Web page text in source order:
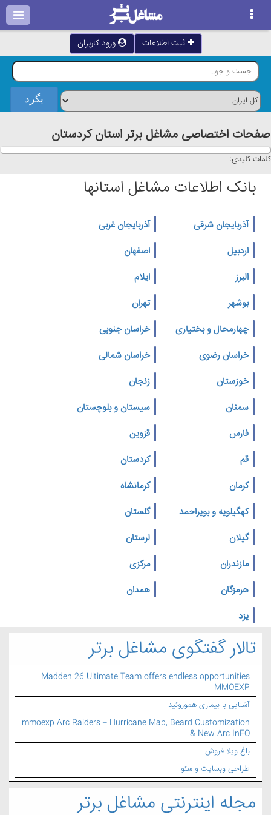
ثبت اطلاعات ورود کاربران
صفحات اختصاصی مشاغل برتر استان كردستان
کلمات کلیدی:
بانک اطلاعات مشاغل استانها
آذربایجان شرقی
آذربایجان غربی
اردبیل
اصفهان
البرز
ایلام
بوشهر
تهران
چهارمحال و بختیاری
خراسان جنوبی
خراسان رضوی
خراسان شمالی
خوزستان
زنجان
سمنان
سیستان و بلوچستان
فارس
قزوین
قم
کردستان
کرمان
کرمانشاه
کهگیلویه و بویراحمد
گلستان
گیلان
لرستان
مازندران
مرکزی
هرمزگان
همدان
یزد
تالار گفتگوی مشاغل برتر
Madden 26 Ultimate Team offers endless opportunities
MMOEXP
آشنایی با بیماری هموروئید
mmoexp Arc Raiders – Hurricane Map, Beard Customization
& New Arc InFO
باغ ویلا فروش
طراحی وبسایت و سئو
مجله اینترنتی مشاغل برتر